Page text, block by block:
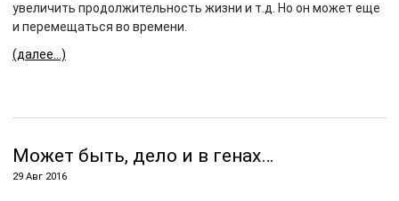
увеличить продолжительность жизни и т.д. Но он может еще
и перемещаться во времени.
(далее…)
Может быть, дело и в генах…
29 Авг 2016